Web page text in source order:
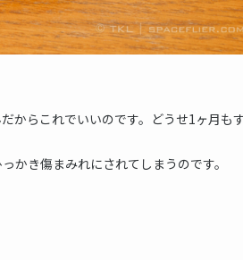
からこれでいいのです。どうせ1ヶ月も
かき傷まみれにされてしまうのです。